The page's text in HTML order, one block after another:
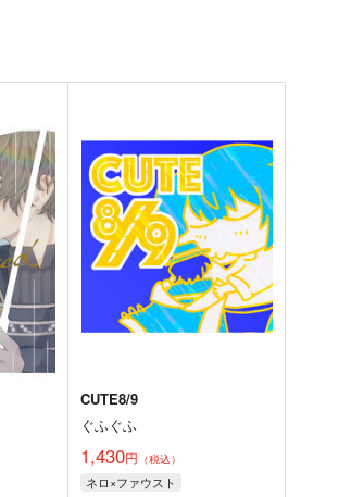
CUTE8/9
ぐふぐふ
1,430円 （税込）
ネロ×ファウスト